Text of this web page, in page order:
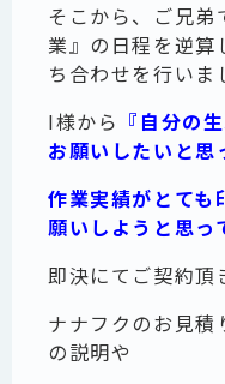
そこから、ご兄
業』の日程を逆算
ち合わせを行いま
I様から 『自分の
お願いしたいと思
作業実績がとても
願いしようと思っ
即決にてご契約頂
ナナフクのお見積
の説明や